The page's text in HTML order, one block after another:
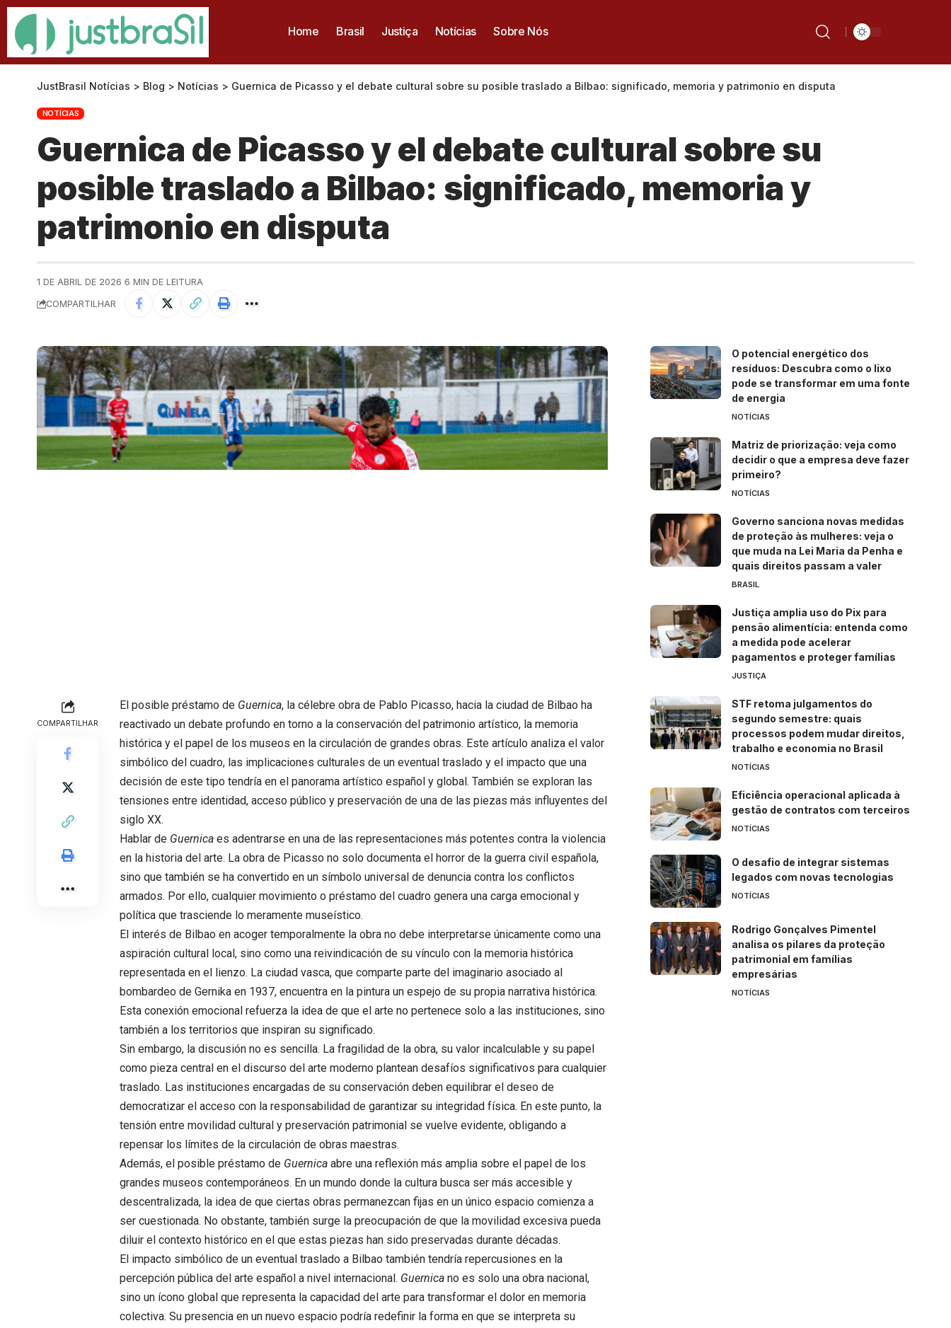
Home Brasil Justiça Notícias Sobre Nós
JustBrasil Notícias > Blog > Notícias > Guernica de Picasso y el debate cultural sobre su posible traslado a Bilbao: significado, memoria y patrimonio en disputa
NOTÍCIAS
Guernica de Picasso y el debate cultural sobre su
posible traslado a Bilbao: significado, memoria y
patrimonio en disputa
1 DE ABRIL DE 2026 6 MIN DE LEITURA
COMPARTILHAR
COMPARTILHAR
El posible préstamo de Guernica, la célebre obra de Pablo Picasso, hacia la ciudad de Bilbao ha
reactivado un debate profundo en torno a la conservación del patrimonio artístico, la memoria
histórica y el papel de los museos en la circulación de grandes obras. Este artículo analiza el valor
simbólico del cuadro, las implicaciones culturales de un eventual traslado y el impacto que una
decisión de este tipo tendría en el panorama artístico español y global. También se exploran las
tensiones entre identidad, acceso público y preservación de una de las piezas más influyentes del
siglo XX.
Hablar de Guernica es adentrarse en una de las representaciones más potentes contra la violencia
en la historia del arte. La obra de Picasso no solo documenta el horror de la guerra civil española,
sino que también se ha convertido en un símbolo universal de denuncia contra los conflictos
armados. Por ello, cualquier movimiento o préstamo del cuadro genera una carga emocional y
política que trasciende lo meramente museístico.
El interés de Bilbao en acoger temporalmente la obra no debe interpretarse únicamente como una
aspiración cultural local, sino como una reivindicación de su vínculo con la memoria histórica
representada en el lienzo. La ciudad vasca, que comparte parte del imaginario asociado al
bombardeo de Gernika en 1937, encuentra en la pintura un espejo de su propia narrativa histórica.
Esta conexión emocional refuerza la idea de que el arte no pertenece solo a las instituciones, sino
también a los territorios que inspiran su significado.
Sin embargo, la discusión no es sencilla. La fragilidad de la obra, su valor incalculable y su papel
como pieza central en el discurso del arte moderno plantean desafíos significativos para cualquier
traslado. Las instituciones encargadas de su conservación deben equilibrar el deseo de
democratizar el acceso con la responsabilidad de garantizar su integridad física. En este punto, la
tensión entre movilidad cultural y preservación patrimonial se vuelve evidente, obligando a
repensar los límites de la circulación de obras maestras.
Además, el posible préstamo de Guernica abre una reflexión más amplia sobre el papel de los
grandes museos contemporáneos. En un mundo donde la cultura busca ser más accesible y
descentralizada, la idea de que ciertas obras permanezcan fijas en un único espacio comienza a
ser cuestionada. No obstante, también surge la preocupación de que la movilidad excesiva pueda
diluir el contexto histórico en el que estas piezas han sido preservadas durante décadas.
El impacto simbólico de un eventual traslado a Bilbao también tendría repercusiones en la
percepción pública del arte español a nivel internacional. Guernica no es solo una obra nacional,
sino un ícono global que representa la capacidad del arte para transformar el dolor en memoria
colectiva. Su presencia en un nuevo espacio podría redefinir la forma en que se interpreta su
O potencial energético dos
resíduos: Descubra como o lixo
pode se transformar em uma fonte
de energia
NOTÍCIAS
Matriz de priorização: veja como
decidir o que a empresa deve fazer
primeiro?
NOTÍCIAS
Governo sanciona novas medidas
de proteção às mulheres: veja o
que muda na Lei Maria da Penha e
quais direitos passam a valer
BRASIL
Justiça amplia uso do Pix para
pensão alimentícia: entenda como
a medida pode acelerar
pagamentos e proteger famílias
JUSTIÇA
STF retoma julgamentos do
segundo semestre: quais
processos podem mudar direitos,
trabalho e economia no Brasil
NOTÍCIAS
Eficiência operacional aplicada à
gestão de contratos com terceiros
NOTÍCIAS
O desafio de integrar sistemas
legados com novas tecnologias
NOTÍCIAS
Rodrigo Gonçalves Pimentel
analisa os pilares da proteção
patrimonial em famílias
empresárias
NOTÍCIAS